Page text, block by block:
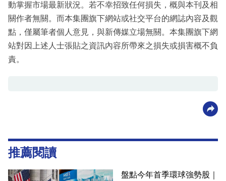
動掌握市場最新狀況。若不幸招致任何損失，概與本刊及相
關作者無關。而本集團旗下網站或社交平台的網誌內容及觀
點，僅屬筆者個人意見，與新傳媒立場無關。本集團旗下網
站對因上述人士張貼之資訊內容所帶來之損失或損害概不負
責。
推薦閱讀
盤點今年首季環球強勢股｜